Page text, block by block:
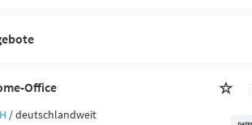
Office
/ deutschlandweit